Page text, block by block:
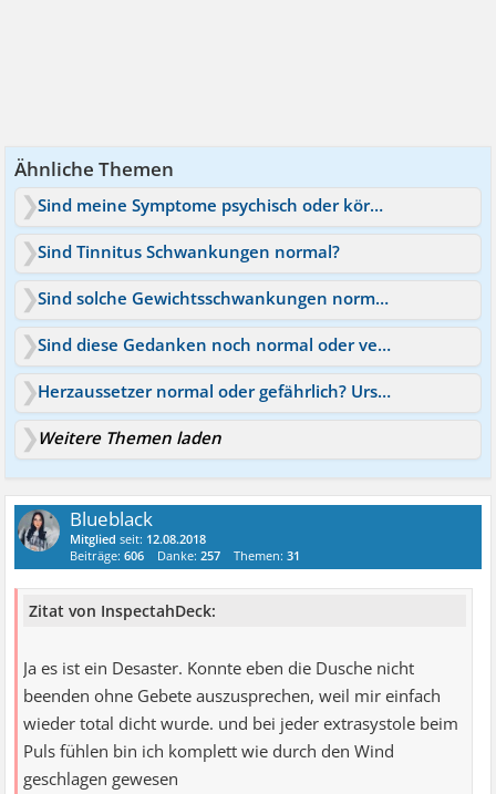
Ähnliche Themen
Sind meine Symptome psychisch oder körperlich?
Sind Tinnitus Schwankungen normal?
Sind solche Gewichtsschwankungen normal?
Sind diese Gedanken noch normal oder verrückt?
Herzaussetzer normal oder gefährlich? Ursachen & Symptome
Weitere Themen laden
Blueblack
Mitglied seit: 12.08.2018
Beiträge:606 Danke:257 Themen:31
Zitat von InspectahDeck:
Ja es ist ein Desaster. Konnte eben die Dusche nicht
beenden ohne Gebete auszusprechen, weil mir einfach
wieder total dicht wurde. und bei jeder extrasystole beim
Puls fühlen bin ich komplett wie durch den Wind
geschlagen gewesen